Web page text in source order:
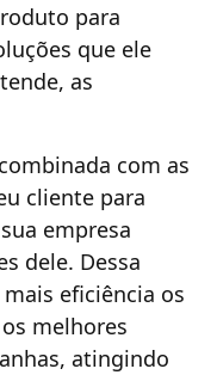
para
que ele
as
com as
cliente para
empresa
dele. Dessa
eficiência os
melhores
atingindo